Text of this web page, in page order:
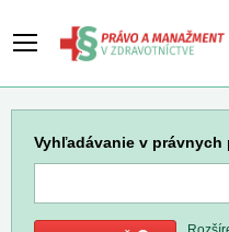
Vyhľadávanie v právnych